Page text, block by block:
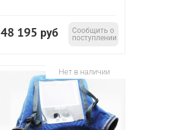
48 195 руб
Сообщить о
поступлении
Нет в наличии